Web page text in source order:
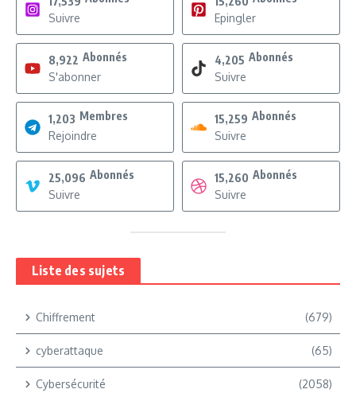
Suivre
Epingler
8,922 Abonnés
S'abonner
4,205 Abonnés
Suivre
1,203 Membres
Rejoindre
15,259 Abonnés
Suivre
25,096 Abonnés
Suivre
15,260 Abonnés
Suivre
Liste des sujets
Chiffrement (679)
cyberattaque (65)
Cybersécurité (2058)